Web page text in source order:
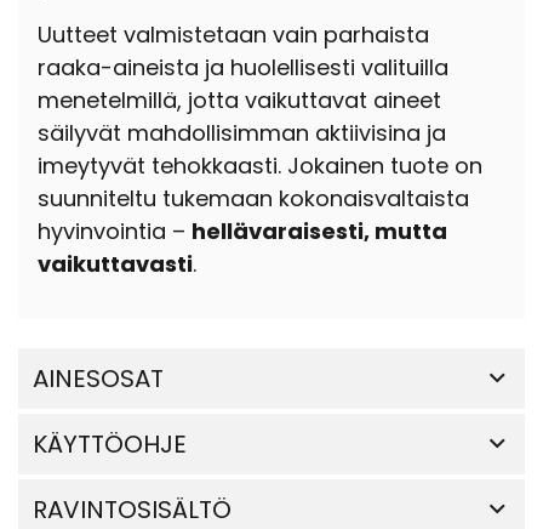
Uutteet valmistetaan vain parhaista
raaka-aineista ja huolellisesti valituilla
menetelmillä, jotta vaikuttavat aineet
säilyvät mahdollisimman aktiivisina ja
imeytyvät tehokkaasti. Jokainen tuote on
suunniteltu tukemaan kokonaisvaltaista
hyvinvointia – hellävaraisesti, mutta
vaikuttavasti.
AINESOSAT
KÄYTTÖOHJE
RAVINTOSISÄLTÖ